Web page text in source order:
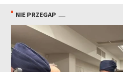
NIE PRZEGAP